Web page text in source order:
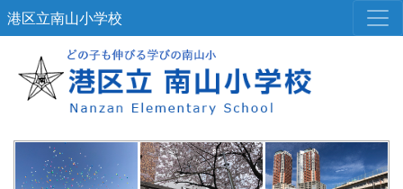
港区立南山小学校